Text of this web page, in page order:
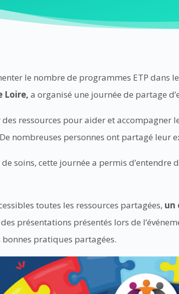
le nombre de programmes ETP dans
Loire, a organisé une journée de partage
ressources pour aider et accompagner
nombreuses personnes ont partagé leur
soins, cette journée a permis d’entendre
toutes les ressources partagées, un
présentations présentés lors de
pratiques partagées.